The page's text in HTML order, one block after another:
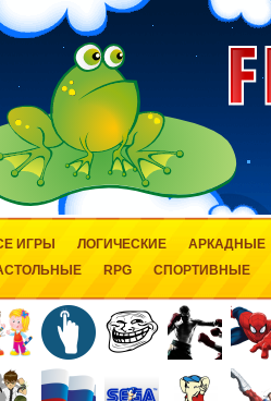
ИГРЫ ЛОГИЧЕСКИЕ АРКАДНЫЕ
RPG СПОРТИВНЫЕ